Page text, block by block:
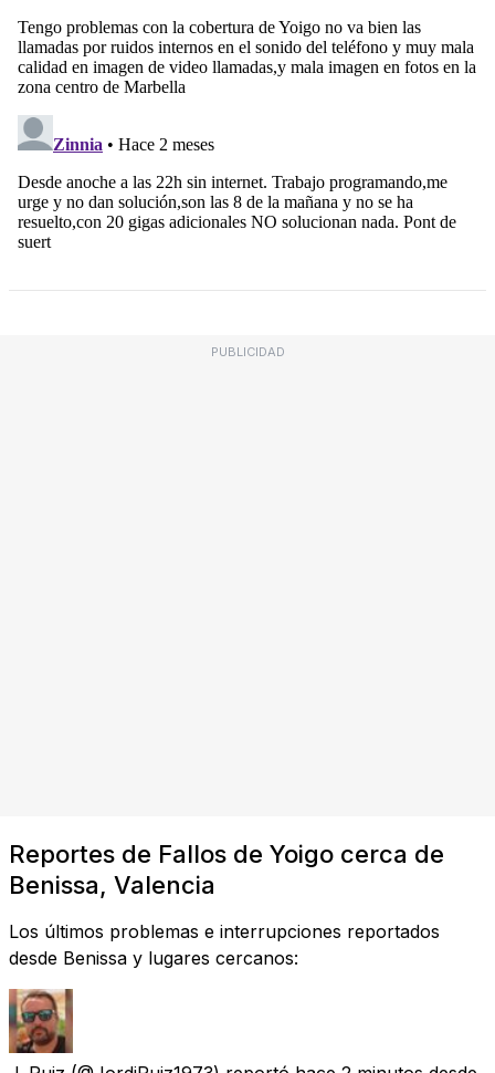
PUBLICIDAD
Reportes de Fallos de Yoigo cerca de
Benissa, Valencia
Los últimos problemas e interrupciones reportados
desde Benissa y lugares cercanos: